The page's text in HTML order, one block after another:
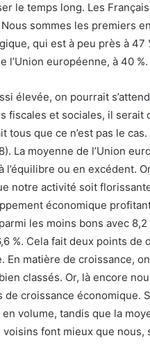
le temps long. Les
Nous sommes les premiers
qui est à peu près à
l’Union européenne, à 40 %.
élevée, on pourrait
fiscales et sociales, il serait
tous que ce n’est pas le
La moyenne de l’Union
l’équilibre ou en excédent.
notre activité soit
économique
les moins bons avec
%. Cela fait deux points de
En matière de croissance,
classés. Or, là encore
de croissance économique.
volume, tandis que la
font mieux que nous,